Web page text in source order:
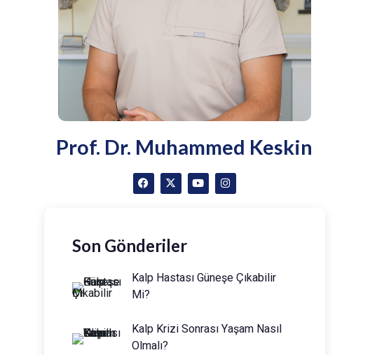
Prof. Dr. Muhammed Keskin
Son Gönderiler
Kalp Hastası Güneşe Çıkabilir
Mi?
Kalp Krizi Sonrası Yaşam Nasıl
Olmalı?